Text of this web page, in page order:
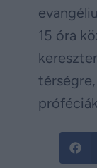
15 óra